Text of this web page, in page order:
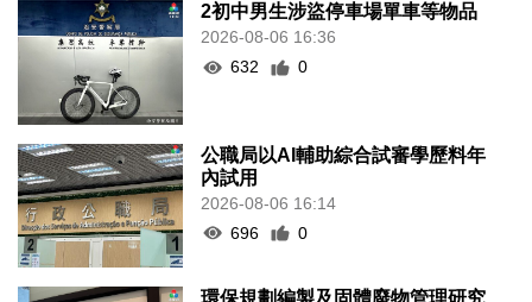
2初中男生涉盜停車場單車等物品
2026-08-06 16:36
632
0
公職局以AI輔助綜合試審學歷料年
內試用
2026-08-06 16:14
696
0